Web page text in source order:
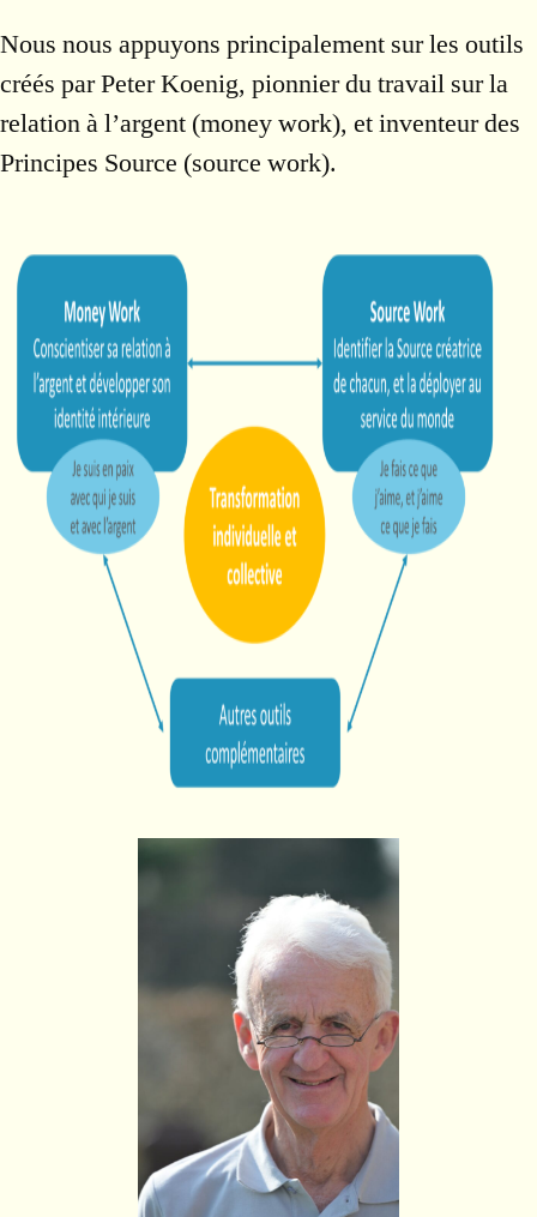
Nous nous appuyons principalement sur les outils
créés par Peter Koenig, pionnier du travail sur la
relation à l’argent (money work), et inventeur des
Principes Source (source work).